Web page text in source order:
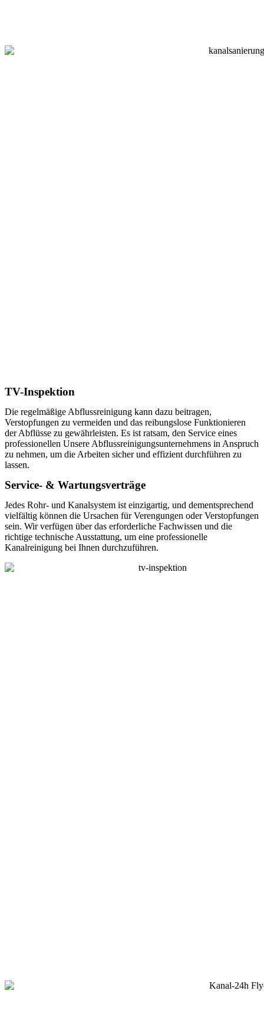
TV-Inspektion
Die regelmäßige Abflussreinigung kann dazu beitragen,
Verstopfungen zu vermeiden und das reibungslose Funktionieren
der Abflüsse zu gewährleisten. Es ist ratsam, den Service eines
professionellen Unsere Abflussreinigungsunternehmens in Anspruch
zu nehmen, um die Arbeiten sicher und effizient durchführen zu
lassen.
Service- & Wartungsverträge
Jedes Rohr- und Kanalsystem ist einzigartig, und dementsprechend
vielfältig können die Ursachen für Verengungen oder Verstopfungen
sein. Wir verfügen über das erforderliche Fachwissen und die
richtige technische Ausstattung, um eine professionelle
Kanalreinigung bei Ihnen durchzuführen.